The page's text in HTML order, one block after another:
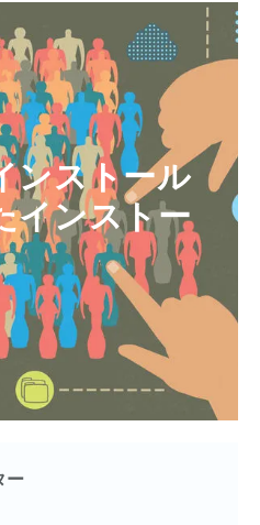
ンストール
インストー
ー